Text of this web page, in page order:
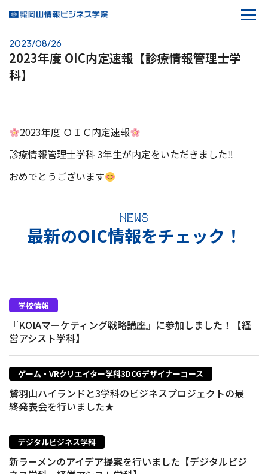
2023/08/26
2023年度 OIC内定速報【診療情報管理士学
科】
2023年度 ＯＩＣ内定速報
診療情報管理士学科 3年生が内定をいただきました‼
おめでとうございます
NEWS
最新のOIC情報をチェック！
学校情報
『KOIAマーケティング戦略講座』に参加しました！【経
営アシスト学科】
ゲーム・VRクリエイター学科3DCGデザイナーコース
鷲羽山ハイランドと3学科のビジネスプロジェクトの最
終発表会を行いました★
デジタルビジネス学科
新ラーメンのアイデア提案を行いました【デジタルビジ